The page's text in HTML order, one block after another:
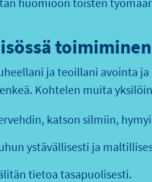
toimiminen
ja teoillani avointa
Kohtelen muita
katson silmiin,
ystävällisesti ja
tietoa tasapuolisesti.